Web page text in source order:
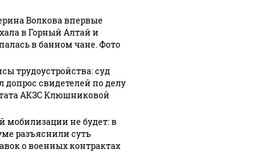
Волкова впервые
в Горный Алтай и
в банном чане. Фото
трудоустройства: суд
допрос свидетелей по делу
АКЗС Клюшниковой
мобилизации не будет: в
разъяснили суть
о военных контрактах